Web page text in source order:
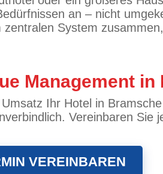
an – nicht
System
Management in
Ihr Hotel in
Vereinbaren Sie
VEREINBAREN